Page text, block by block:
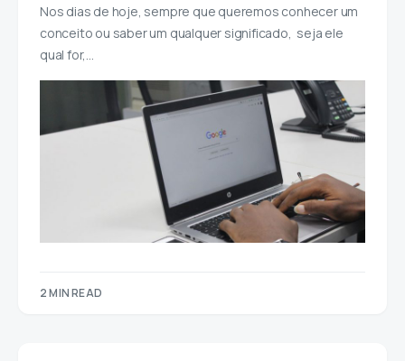
Nos dias de hoje, sempre que queremos conhecer um
conceito ou saber um qualquer significado, seja ele
qual for,…
2 MIN READ